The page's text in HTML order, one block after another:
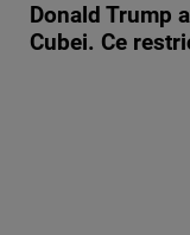
Donald Trump
Cubei. Ce